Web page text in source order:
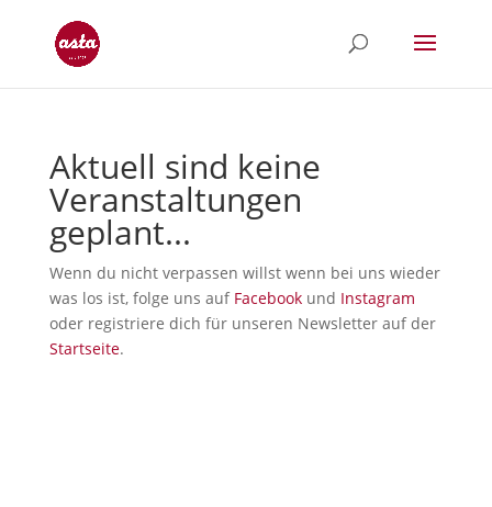
Aktuell sind keine
Veranstaltungen
geplant...
Wenn du nicht verpassen willst wenn bei uns wieder
was los ist, folge uns auf Facebookund Instagram
oder registriere dich für unseren Newsletter auf der
Startseite.